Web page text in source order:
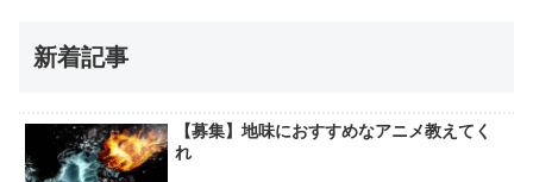
新着記事
【募集】地味におすすめなアニメ教えてく
れ